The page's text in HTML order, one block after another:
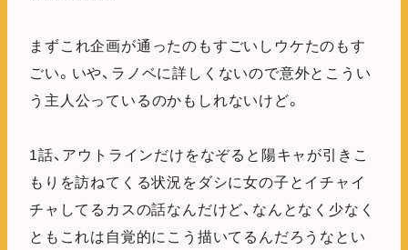
まずこれ企画が通ったのもすごいしウケたのもす
ごい。いや、ラノベに詳しくないので意外とこうい
う主人公っているのかもしれないけど。
1話、アウトラインだけをなぞると陽キャが引きこ
もりを訪ねてくる状況をダシに女の子とイチャイ
チャしてるカスの話なんだけど、なんとなく少なく
ともこれは自覚的にこう描いてるんだろうなとい